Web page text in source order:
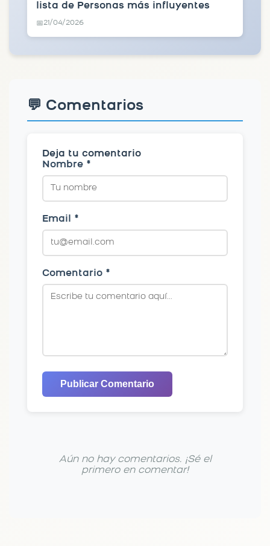
lista de Personas más influyentes
📅21/04/2026
💬 Comentarios
Deja tu comentario
Nombre *
Email *
Comentario *
Publicar Comentario
Aún no hay comentarios. ¡Sé el
primero en comentar!